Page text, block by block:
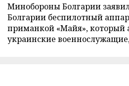
Минобороны Болгарии
Болгарии беспилотный
приманкой «Майя», который
украинские